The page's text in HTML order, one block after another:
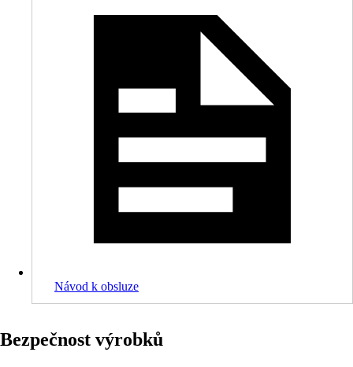
Návod k obsluze
Bezpečnost výrobků